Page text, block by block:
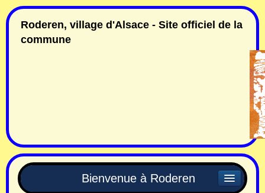
Roderen, village d'Alsace - Site officiel de la
commune
Bienvenue à Roderen